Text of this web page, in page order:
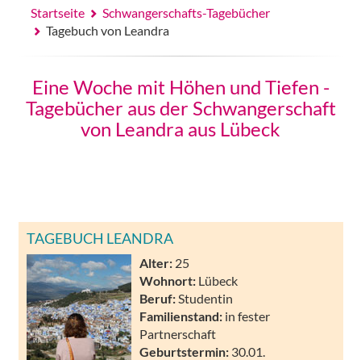
Startseite
Schwangerschafts-Tagebücher
Tagebuch von Leandra
Eine Woche mit Höhen und Tiefen -
Tagebücher aus der Schwangerschaft
von Leandra aus Lübeck
TAGEBUCH LEANDRA
Alter: 25
Wohnort: Lübeck
Beruf: Studentin
Familienstand: in fester
Partnerschaft
Geburtstermin: 30.01.